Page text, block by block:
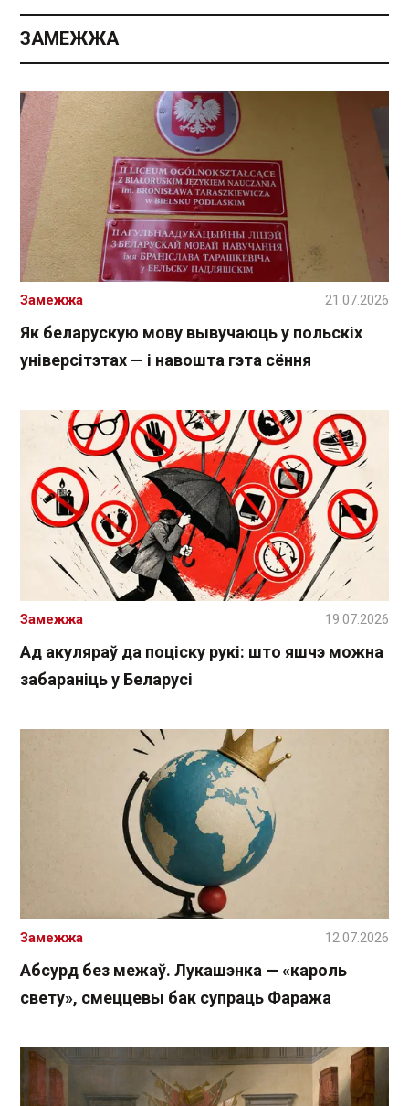
ЗАМЕЖЖА
Як беларускую мову вывучаюць у польскіх
універсітэтах — і навошта гэта сёння
Замежжа 21.07.2026
Ад акуляраў да поціску рукі: што яшчэ можна
забараніць у Беларусі
Замежжа 19.07.2026
Абсурд без межаў. Лукашэнка — «кароль
свету», смеццевы бак супраць Фаража
Замежжа 12.07.2026